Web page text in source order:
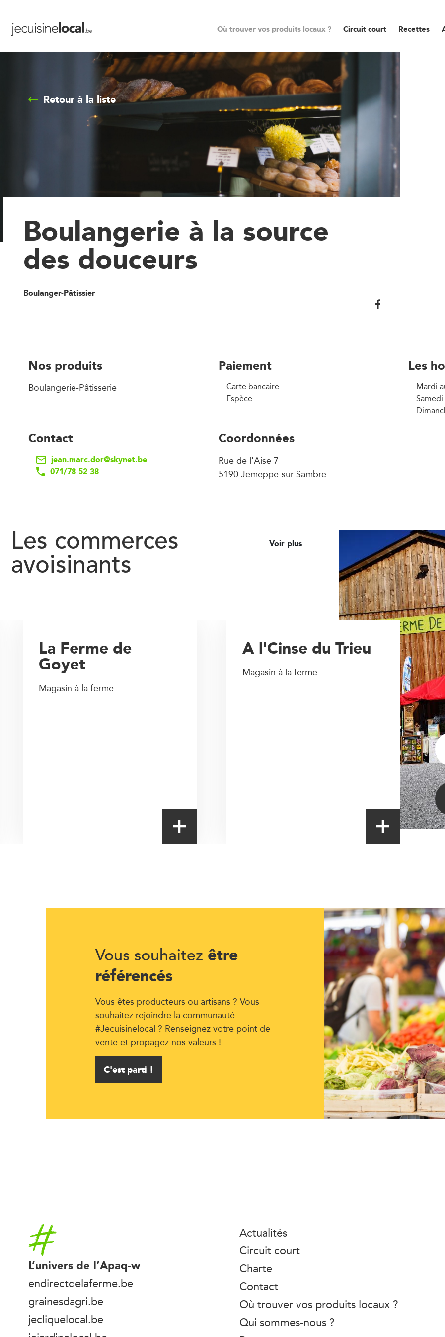
Où trouver vos produits locaux ? Circuit court Recettes
Retour à la liste
Boulangerie à la source
des douceurs
Boulanger-Pâtissier
Nos produits
Boulangerie-Pâtisserie
Paiement
Carte bancaire
Espèce
Les
Mardi
Contact
jean.marc.dor@skynet.be
071/78 52 38
Coordonnées
Rue de l'Aise 7
5190 Jemeppe-sur-Sambre
Les commerces
avoisinants
Voir plus
A l'Cinse du Trieu
Magasin à la ferme
La Ferme de
Goyet
Magasin à la ferme
Vous souhaitez être
référencés
Vous êtes producteurs ou artisans ? Vous
souhaitez rejoindre la communauté
#Jecuisinelocal ? Renseignez votre point de
vente et propagez nos valeurs !
C'est parti !
Accueil
L’univers de l’Apaq-w
endirectdelaferme.be
grainesdagri.be
jecliquelocal.be
Actualités
Circuit court
Charte
Contact
Où trouver vos produits locaux ?
Qui sommes-nous ?